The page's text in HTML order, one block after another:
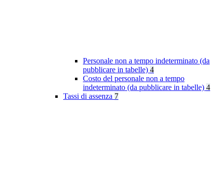
Personale non a tempo indeterminato (da
pubblicare in tabelle) 4
Costo del personale non a tempo
indeterminato (da pubblicare in tabelle) 4
Tassi di assenza 7